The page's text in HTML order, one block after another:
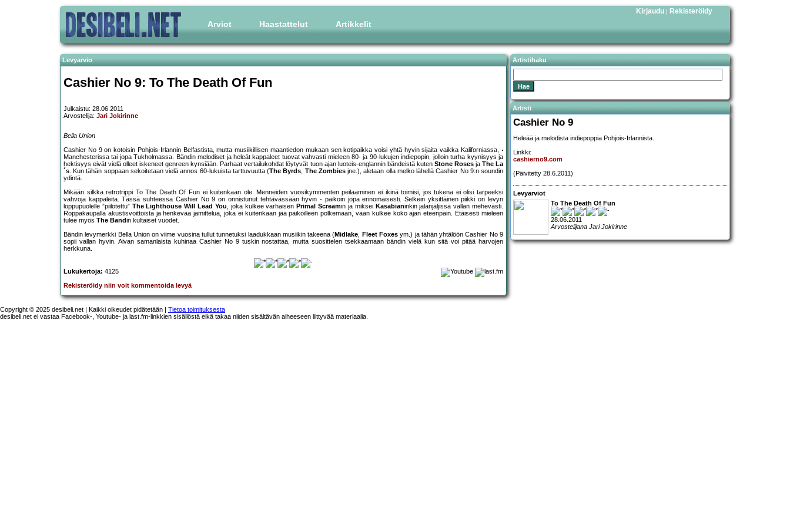
Arviot Haastattelut Artikkelit
Kirjaudu | Rekisteröidy
Levyarvio
Cashier No 9: To The Death Of Fun
Julkaistu: 28.06.2011
Arvostelija: Jari Jokirinne
Bella Union
Cashier No 9 on kotoisin Pohjois-Irlannin Belfastista, mutta musiikillisen maantiedon mukaan sen kotipaikka voisi yhtä hyvin sijaita vaikka Kaliforniassa,
Manchesterissa tai jopa Tukholmassa. Bändin melodiset ja heleät kappaleet tuovat vahvasti mieleen 80- ja 90-lukujen indiepopin, jolloin turha kyynisyys ja
hektisyys eivät vielä olleet iskeneet genreen kynsiään. Parhaat vertailukohdat löytyvät tuon ajan luoteis-englannin bändeistä kuten Stone Rosesja The La
´s. Kun tähän soppaan sekoitetaan vielä annos 60-lukuista tarttuvuutta (The Byrds, The Zombiesjne.), aletaan olla melko lähellä Cashier No 9:n soundin
ydintä.
Mikään silkka retrotrippi To The Death Of Fun ei kuitenkaan ole. Menneiden vuosikymmenten peilaaminen ei ikinä toimisi, jos tukena ei olisi tarpeeksi
vahvoja kappaleita. Tässä suhteessa Cashier No 9 on onnistunut tehtävässään hyvin - paikoin jopa erinomaisesti. Selkein yksittäinen piikki on levyn
loppupuolelle ”piilotettu” The Lighthouse Will Lead You, joka kulkee varhaisen Primal Screamin ja miksei Kasabianinkin jalanjäljissä vallan mehevästi.
Roppakaupalla akustisvoittoista ja henkevää jamittelua, joka ei kuitenkaan jää paikoilleen polkemaan, vaan kulkee koko ajan eteenpäin. Etäisesti mieleen
tulee myös The Bandin kultaiset vuodet.
Bändin levymerkki Bella Union on viime vuosina tullut tunnetuksi laadukkaan musiikin takeena (Midlake, Fleet Foxes ym.) ja tähän yhtälöön Cashier No 9
sopii vallan hyvin. Aivan samanlaista kuhinaa Cashier No 9 tuskin nostattaa, mutta suosittelen tsekkaamaan bändin vielä kun sitä voi pitää harvojen
herkkuna.
Lukukertoja: 4125
Rekisteröidy niin voit kommentoida levyä
Artistihaku
Artisti
Cashier No 9
Heleää ja melodista indiepoppia Pohjois-Irlannista.
Linkki:
cashierno9.com
(Päivitetty 28.6.2011)
Levyarviot
To The Death Of Fun
28.06.2011
Arvostelijana Jari Jokirinne
Copyright © 2025 desibeli.net | Kaikki oikeudet pidätetään | Tietoa toimituksesta
desibeli.net ei vastaa Facebook-, Youtube- ja last.fm-linkkien sisällöstä eikä takaa niiden sisältävän aiheeseen liittyvää materiaalia.